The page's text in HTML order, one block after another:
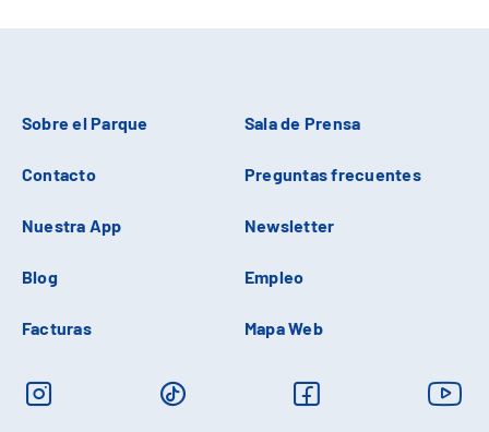
Sobre el Parque Sala de Prensa
Contacto Preguntas frecuentes
Nuestra App Newsletter
Blog Empleo
Facturas Mapa Web